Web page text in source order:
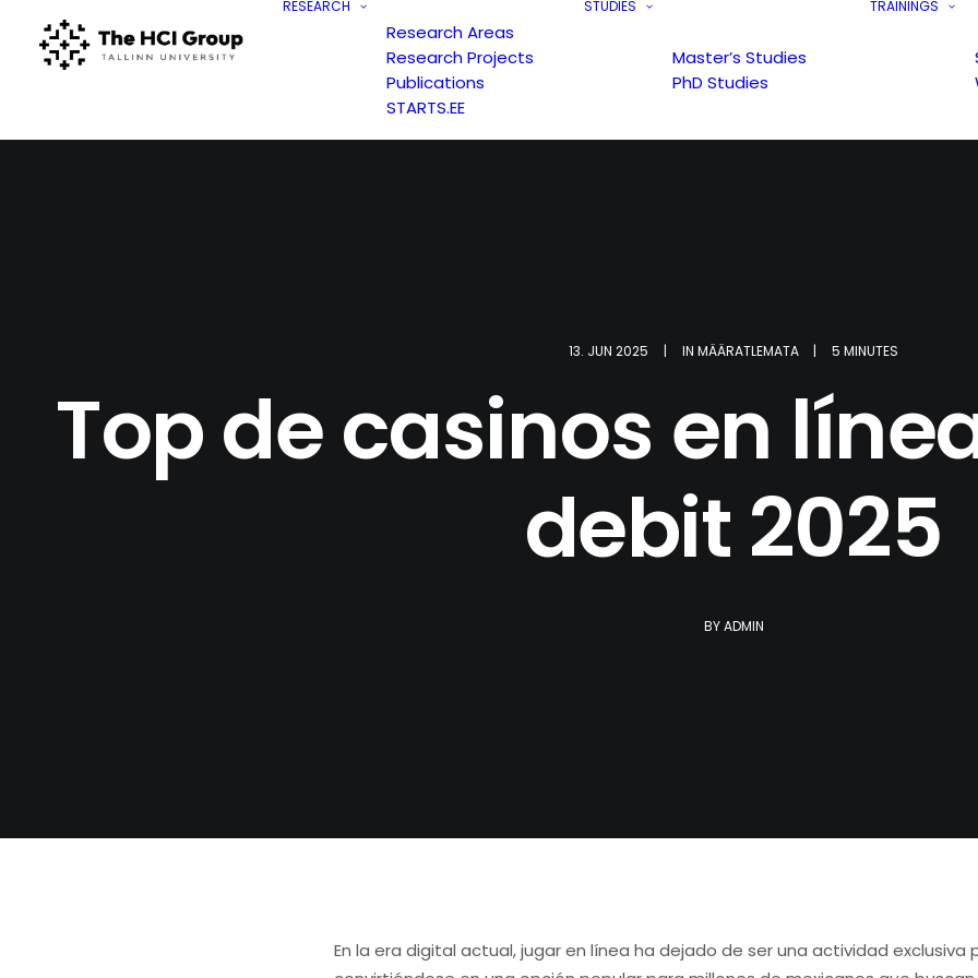
RESEARCH
Research Areas
Research Projects
Publications
STARTS.EE
STUDIES
Master’s Studies
PhD Studies
TRAININGS
13. JUN 2025 | IN MÄÄRATLEMATA | 5 MINUTES
Top de casinos en
debit 2025
BYADMIN
En la era digital actual, jugar en línea ha dejado de ser una actividad exclusiva